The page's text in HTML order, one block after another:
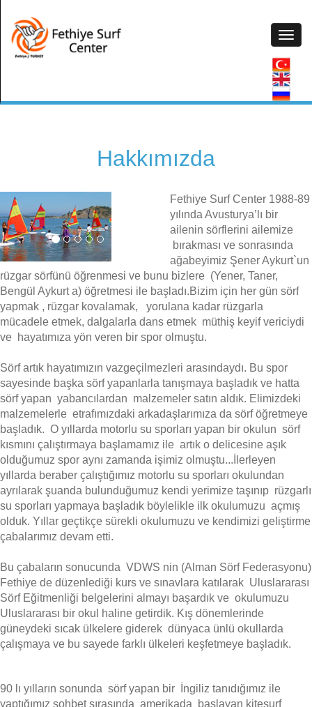
Hakkımızda
Fethiye Surf Center 1988-89
yılında Avusturya’lı bir
ailenin sörflerini ailemize
bırakması ve sonrasında
ağabeyimiz Şener Aykurt`un
rüzgar sörfünü öğrenmesi ve bunu bizlere (Yener, Taner,
Bengül Aykurt a) öğretmesi ile başladı.Bizim için her gün sörf
yapmak , rüzgar kovalamak, yorulana kadar rüzgarla
mücadele etmek, dalgalarla dans etmek müthiş keyif vericiydi
ve hayatımıza yön veren bir spor olmuştu.
Sörf artık hayatımızın vazgeçilmezleri arasındaydı. Bu spor
sayesinde başka sörf yapanlarla tanışmaya başladık ve hatta
sörf yapan yabancılardan malzemeler satın aldık. Elimizdeki
malzemelerle etrafımızdaki arkadaşlarımıza da sörf öğretmeye
başladık. O yıllarda motorlu su sporları yapan bir okulun sörf
kısmını çalıştırmaya başlamamız ile artık o delicesine aşık
olduğumuz spor aynı zamanda işimiz olmuştu...İlerleyen
yıllarda beraber çalıştığımız motorlu su sporları okulundan
ayrılarak şuanda bulunduğumuz kendi yerimize taşınıp rüzgarlı
su sporları yapmaya başladık böylelikle ilk okulumuzu açmış
olduk. Yıllar geçtikçe sürekli okulumuzu ve kendimizi geliştirme
çabalarımız devam etti.
Bu çabaların sonucunda VDWS nin (Alman Sörf Federasyonu)
Fethiye de düzenlediği kurs ve sınavlara katılarak Uluslararası
Sörf Eğitmenliği belgelerini almayı başardık ve okulumuzu
Uluslararası bir okul haline getirdik. Kış dönemlerinde
güneydeki sıcak ülkelere giderek dünyaca ünlü okullarda
çalışmaya ve bu sayede farklı ülkeleri keşfetmeye başladık.
90 lı yılların sonunda sörf yapan bir İngiliz tanıdığımız ile
yaptığımız sohbet sırasında amerikada başlayan kitesurf